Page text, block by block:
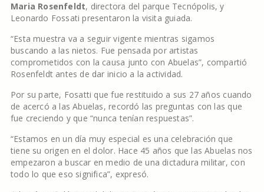
Maria Rosenfeldt, directora del parque Tecnópolis, y
Leonardo Fossati presentaron la visita guiada.
“Esta muestra va a seguir vigente mientras sigamos
buscando a las nietos. Fue pensada por artistas
comprometidos con la causa junto con Abuelas”, compartió
Rosenfeldt antes de dar inicio a la actividad.
Por su parte, Fosatti que fue restituido a sus 27 años cuando
de acercó a las Abuelas, recordó las preguntas con las que
fue creciendo y que “nunca tenían respuestas”.
“Estamos en un día muy especial es una celebración que
tiene su origen en el dolor. Hace 45 años que las Abuelas nos
empezaron a buscar en medio de una dictadura militar, con
todo lo que eso significa”, expresó.